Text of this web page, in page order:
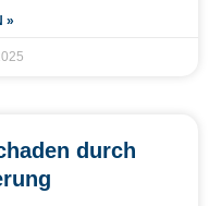
»
durch